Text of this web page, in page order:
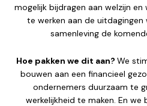
mogelijk bijdragen aan welzijn
te werken aan de
samenleving de
Hoe pakken we dit aan? We
bouwen aan een financieel
ondernemers duurzaam te
werkelijkheid te maken. En